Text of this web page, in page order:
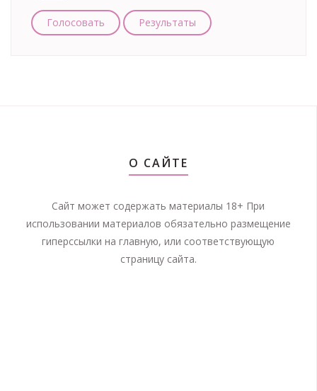
Голосовать Результаты
О САЙТЕ
Сайт может содержать материалы 18+ При
использовании материалов обязательно размещение
гиперссылки на главную, или соответствующую
страницу сайта.